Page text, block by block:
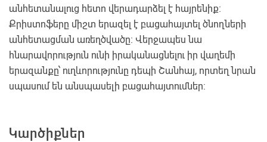
անհետանալուց հետո վերադարձել է հայրենիք։
Քրիստոֆերը միշտ երազել է բացահայտել ծնողների
անհետացման առեղծվածը։ Վերջապես նա
հնարավորություն ունի իրականացնելու իր վաղեմի
երազանքը՝ ուղևորությունը դեպի Շանհայ, որտեղ նրան
սպասում են անսպասելի բացահայտումներ:
Կարծիքներ